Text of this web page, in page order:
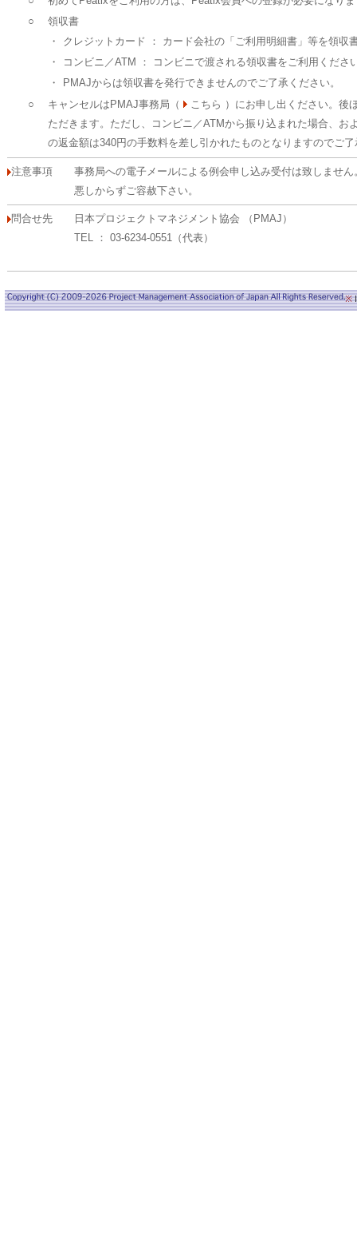
○
領収書
・
クレジットカード ： カード会社の「ご利用明細書」等を領収
・
コンビニ／ATM ： コンビニで渡される領収書をご利用くださ
・
PMAJからは領収書を発行できませんのでご了承ください。
○
キャンセルはPMAJ事務局（
こちら ）にお申し出ください。後
ただきます。ただし、コンビニ／ATMから振り込まれた場合、お
の返金額は340円の手数料を差し引かれたものとなりますのでご
注意事項
事務局への電子メールによる例会申し込み受付は致しません
悪しからずご容赦下さい。
問合せ先
日本プロジェクトマネジメント協会 （PMAJ）
TEL ： 03-6234-0551（代表）
※